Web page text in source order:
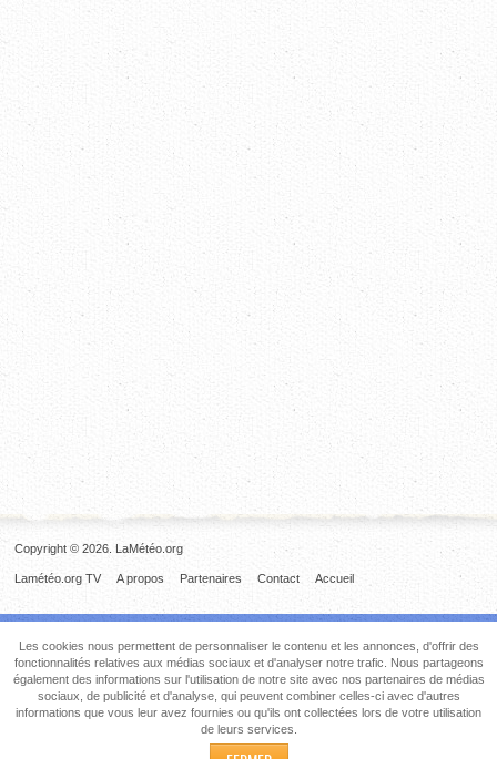
Copyright © 2026. LaMétéo.org
Accueil
Contact
Partenaires
A propos
Lamétéo.org TV
Les cookies nous permettent de personnaliser le contenu et les annonces, d'offrir des
fonctionnalités relatives aux médias sociaux et d'analyser notre trafic. Nous partageons
également des informations sur l'utilisation de notre site avec nos partenaires de médias
sociaux, de publicité et d'analyse, qui peuvent combiner celles-ci avec d'autres
informations que vous leur avez fournies ou qu'ils ont collectées lors de votre utilisation
de leurs services.